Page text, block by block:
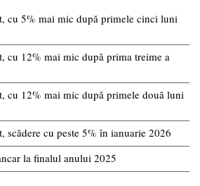
cu 5% mai mic după primele cinci luni
cu 12% mai mic după prima treime a
cu 12% mai mic după primele două luni
cu peste 5% în ianuarie 2026
la finalul anului 2025